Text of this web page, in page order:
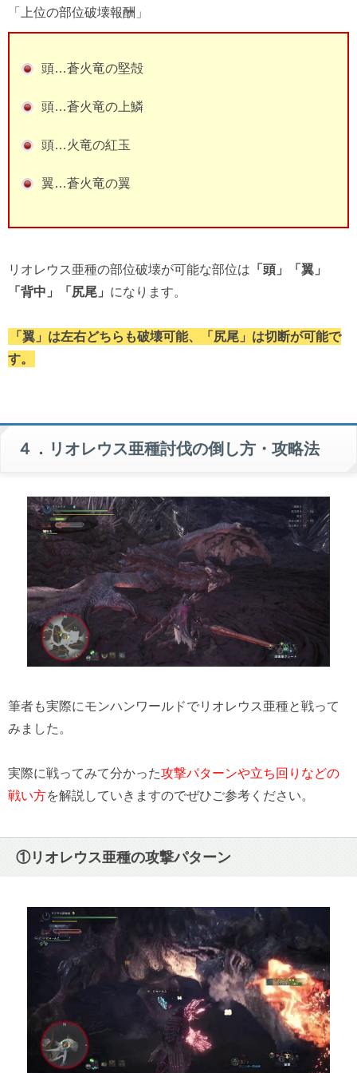
「上位の部位破壊報酬」
頭…蒼火竜の堅殻
頭…蒼火竜の上鱗
頭…火竜の紅玉
翼…蒼火竜の翼
リオレウス亜種の部位破壊が可能な部位は 「頭」「翼」
「背中」「尻尾」 になります。
「翼」は左右どちらも破壊可能、「尻尾」は切断が可能で
す。
４．リオレウス亜種討伐の倒し方・攻略法
筆者も実際にモンハンワールドでリオレウス亜種と戦って
みました。
実際に戦ってみて分かった攻撃パターンや立ち回りなどの
戦い方を解説していきますのでぜひご参考ください。
①リオレウス亜種の攻撃パターン